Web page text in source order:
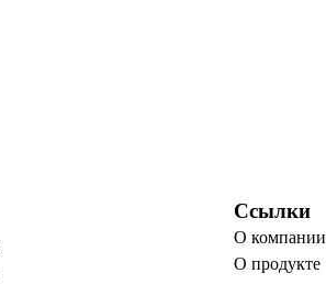
Ссылки
О компании
О продукте